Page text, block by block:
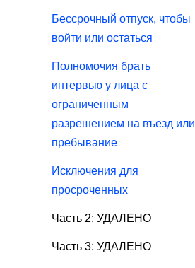
Бессрочный отпуск, чтобы
войти или остаться
Полномочия брать
интервью у лица с
ограниченным
разрешением на въезд или
пребывание
Исключения для
просроченных
Часть 2: УДАЛЕНО
Часть 3: УДАЛЕНО